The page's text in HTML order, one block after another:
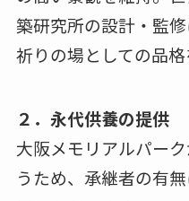
築研究所の設計・監修
祈りの場としての品格
２．永代供養の提供
大阪メモリアルパー
うため、承継者の有